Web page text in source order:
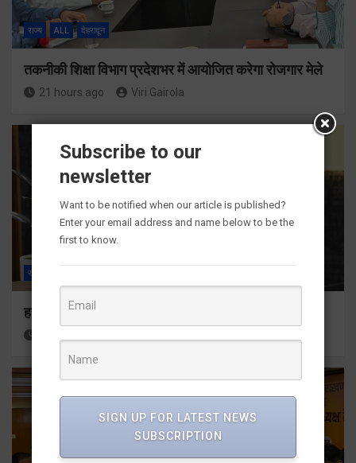
राज्य ALL देहरादून
तकनीकी शिक्षा विभाग प्रदेशभर में आयोजित करेगा रोजगार मेले
21 hours ago Viri Gairola
राज्य
हर घर तिरंगा अभियान को जन-जन तक पहुंचाने की तैयारी
Subscribe to our
newsletter
Want to be notified when our article is published?
Enter your email address and name below to be the
first to know.
SIGN UP FOR LATEST NEWS
SUBSCRIPTION